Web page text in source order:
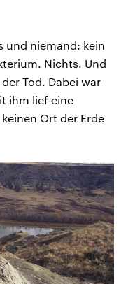
und niemand: kein
Nichts. Und
Tod. Dabei war
ihm lief eine
Ort der Erde